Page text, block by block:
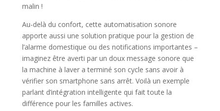
malin !
Au-delà du confort, cette automatisation sonore
apporte aussi une solution pratique pour la gestion de
l’alarme domestique ou des notifications importantes –
imaginez être averti par un doux message sonore que
la machine à laver a terminé son cycle sans avoir à
vérifier son smartphone sans arrêt. Voilà un exemple
parlant d’intégration intelligente qui fait toute la
différence pour les familles actives.